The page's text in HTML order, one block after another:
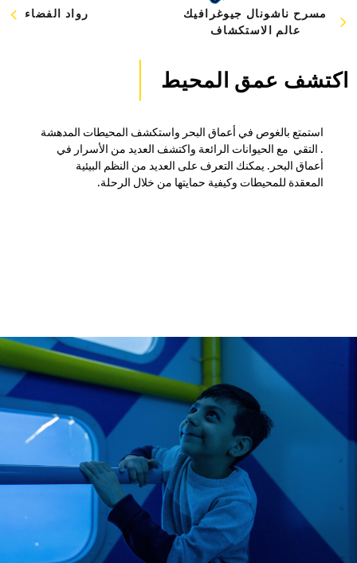
رواد الفضاء
مسرح ناشونال جيوغرافيك
عالم الاستكشاف
اكتشف عمق المحيط
استمتع بالغوص في أعماق البحر واستكشف المحيطات المدهشة
. التقي مع الحيوانات الرائعة واكتشف العديد من الأسرار في
أعماق البحر. يمكنك التعرف على العديد من النظم البيئية
المعقدة للمحيطات وكيفية حمايتها من خلال الرحلة.